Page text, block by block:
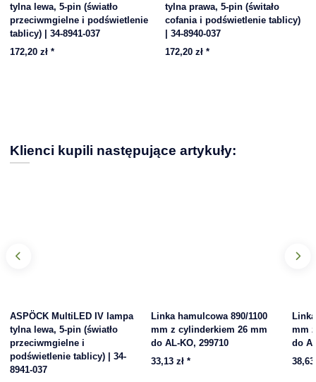
tylna lewa, 5-pin (światło
przeciwmgielne i podświetlenie
tablicy) | 34-8941-037
172,20 zł *
tylna prawa, 5-pin (świtało
cofania i podświetlenie tablicy)
| 34-8940-037
172,20 zł *
Klienci kupili następujące artykuły:
ASPÖCK MultiLED IV lampa
tylna lewa, 5-pin (światło
przeciwmgielne i
podświetlenie tablicy) | 34-
8941-037
Linka hamulcowa 890/1100
mm z cylinderkiem 26 mm
do AL-KO, 299710
33,13 zł *
mm
do